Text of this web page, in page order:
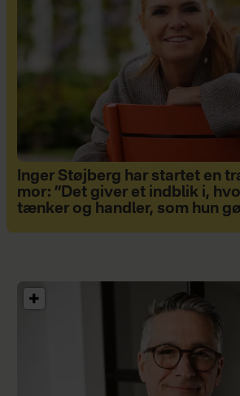
Inger Støjberg har startet en
mor: ”Det giver et indblik i,
tænker og handler, som hun